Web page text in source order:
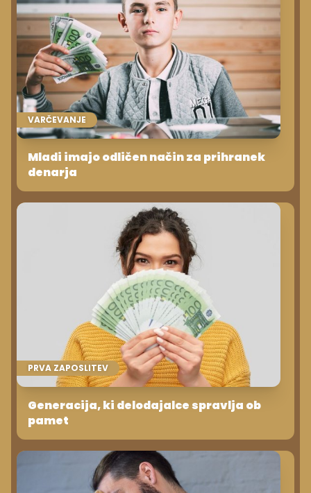
VARČEVANJE
Mladi imajo odličen način za prihranek
denarja
PRVA ZAPOSLITEV
Generacija, ki delodajalce spravlja ob
pamet